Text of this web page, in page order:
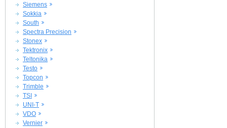
Siemens
Sokkia
South
Spectra Precision
Stonex
Tektronix
Teltonika
Testo
Topcon
Trimble
TSI
UNI-T
VDO
Vernier